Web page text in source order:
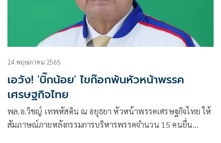
24 พฤษภาคม 2565
เอวัง! 'บิ๊กน้อย' ไขก๊อกพ้นหัวหน้าพรรค
เศรษฐกิจไทย
พล.อ.วิชญ์ เทพหัสดิน ณ อยุธยา หัวหน้าพรรคเศรษฐกิจไทย ให้
สัมภาษณ์ภายหลังกรรมการบริหารพรรคจำนวน 15 คนยื่น